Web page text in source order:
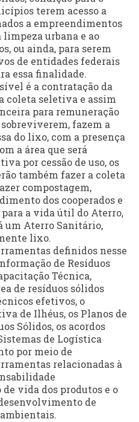
terem acesso a
a empreendimentos
urbana e ao
ou ainda, para serem
de entidades federais
essa finalidade.
é a contratação da
coleta seletiva e assim
para remuneração
sobreviverem, fazem a
do lixo, com a presença
a área que será
por cessão de uso, os
também fazer a coleta
compostagem,
dos cooperados e
a vida útil do Aterro,
um Aterro Sanitário,
lixo.
definidos nesse
de Resíduos
Técnica,
de resíduos sólidos
efetivos, o
de Ilhéus, os Planos de
Sólidos, os acordos
de Logística
por meio de
relacionadas à
vida dos produtos e o
de